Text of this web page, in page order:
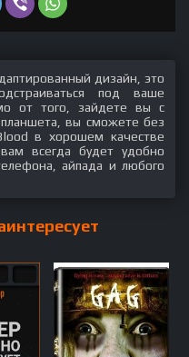
дизайн, это
под ваше
от того, зайдете вы с
вы сможете без
в хорошем качестве
всегда будет удобно
айпада и любого